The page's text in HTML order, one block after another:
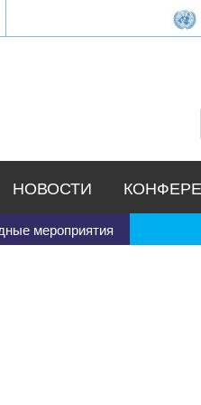
мероприятия
НОВОСТИ